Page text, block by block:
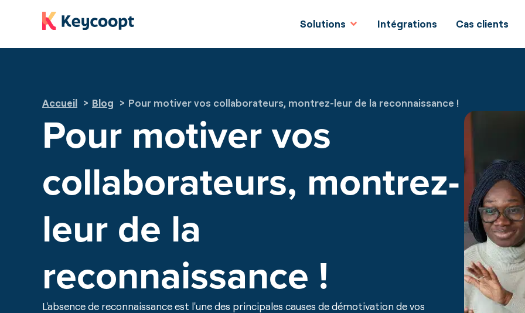
Solutions
Intégrations Cas clients
Accueil Blog Pour motiver vos collaborateurs, montrez-leur de la reconnaissance !
Pour motiver vos
collaborateurs, montrez-
leur de la
reconnaissance !
L'absence de reconnaissance est l'une des principales causes de démotivation de vos